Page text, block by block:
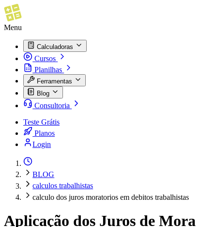
Menu
Calculadoras
Cursos
Planilhas
Ferramentas
Blog
Consultoria
Teste Grátis
Planos
Login
BLOG
calculos trabalhistas
calculo dos juros moratorios em debitos trabalhistas
Aplicação dos Juros de Mora